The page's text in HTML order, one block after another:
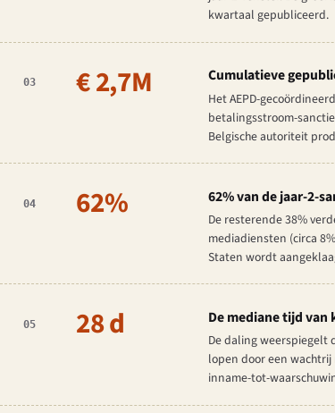
kwartaal gepubliceerd.
03 € 2,7M Cumulatieve
Het AEPD-
betalingsstroom-
Belgische autoriteit
04 62% 62% van de jaar-2-
De resterende 38%
mediadiensten (circa
Staten wordt
05 28 d De mediane tijd van
De daling weerspiegelt
lopen door een wachtrij
inname-tot-